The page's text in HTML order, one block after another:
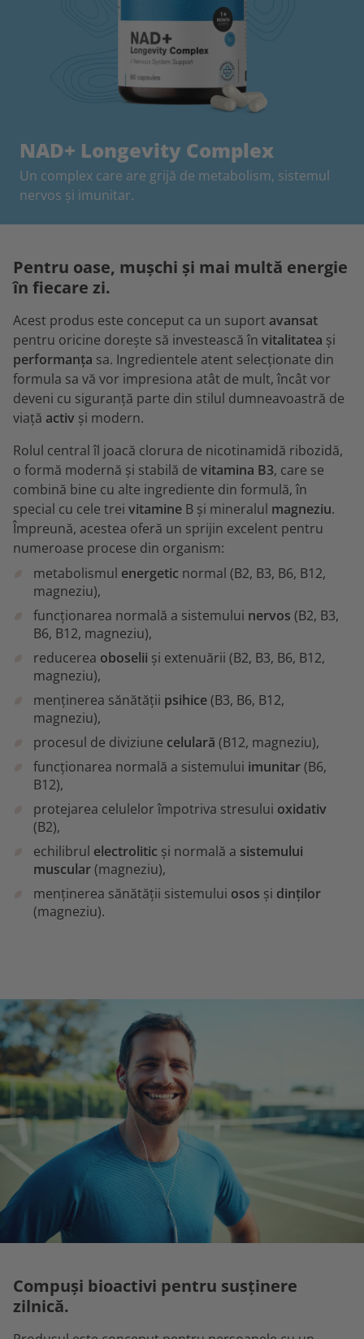
NAD+ Longevity Complex
Un complex care are grijă de metabolism, sistemul
nervos și imunitar.
Pentru oase, mușchi și mai multă energie
în fiecare zi.
Acest produs este conceput ca un suport avansat
pentru oricine dorește să investească în vitalitatea și
performanța sa. Ingredientele atent selecționate din
formula sa vă vor impresiona atât de mult, încât vor
deveni cu siguranță parte din stilul dumneavoastră de
viață activ și modern.
Rolul central îl joacă clorura de nicotinamidă ribozidă,
o formă modernă și stabilă de vitamina B3, care se
combină bine cu alte ingrediente din formulă, în
special cu cele trei vitamine B și mineralul magneziu.
Împreună, acestea oferă un sprijin excelent pentru
numeroase procese din organism:
metabolismul energetic normal (B2, B3, B6, B12,
magneziu),
funcționarea normală a sistemului nervos (B2, B3,
B6, B12, magneziu),
reducerea oboselii și extenuării (B2, B3, B6, B12,
magneziu),
menținerea sănătății psihice(B3, B6, B12,
magneziu),
procesul de diviziune celulară (B12, magneziu),
funcționarea normală a sistemului imunitar(B6,
B12),
protejarea celulelor împotriva stresului oxidativ
(B2),
echilibrul electrolitic și normală a sistemului
muscular(magneziu),
menținerea sănătății sistemului osos și dinților
(magneziu).
Compuși bioactivi pentru susținere
zilnică.